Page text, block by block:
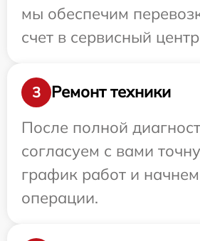
мы обеспечим
счет в сервисный
3
Ремонт техники
После полной
согласуем с вами
график работ и
операции.